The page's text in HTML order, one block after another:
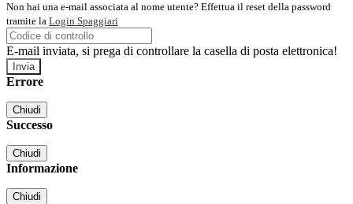
Non hai una e-mail associata al nome utente? Effettua il reset della password
tramite la Login Spaggiari
E-mail inviata, si prega di controllare la casella di posta elettronica!
Errore
Chiudi
Successo
Chiudi
Informazione
Chiudi